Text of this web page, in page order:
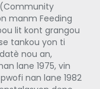
(Community
manm Feeding
lit kont grangou
tankou yon ti
nou an,
lane 1975, vin
nan lane 1982